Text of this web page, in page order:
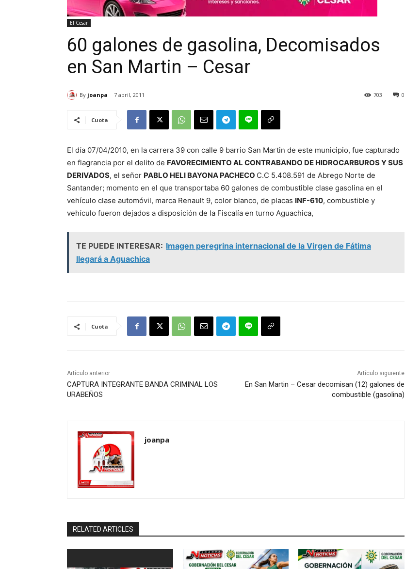
El Cesar
60 galones de gasolina, Decomisados
en San Martin – Cesar
By joanpa 7 abril, 2011 0
703
Cuota
El día 07/04/2010, en la carrera 39 con calle 9 barrio San Martin de este municipio, fue capturado
en flagrancia por el delito de FAVORECIMIENTO AL CONTRABANDO DE HIDROCARBUROS Y SUS
DERIVADOS, el señor PABLO HELI BAYONA PACHECO C.C 5.408.591 de Abrego Norte de
Santander; momento en el que transportaba 60 galones de combustible clase gasolina en el
vehículo clase automóvil, marca Renault 9, color blanco, de placas INF-610, combustible y
vehículo fueron dejados a disposición de la Fiscalía en turno Aguachica,
TE PUEDE INTERESAR: Imagen peregrina internacional de la Virgen de Fátima
llegará a Aguachica
Cuota
Artículo anterior
CAPTURA INTEGRANTE BANDA CRIMINAL LOS
URABEÑOS
Artículo siguiente
En San Martin – Cesar decomisan (12) galones de
combustible (gasolina)
joanpa
RELATED ARTICLES